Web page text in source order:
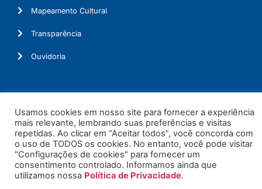
Mapeamento Cultural
Transparência
Ouvidoria
© 2026. Todos os Direitos Reservados.
Usamos cookies em nosso site para fornecer a experiência
mais relevante, lembrando suas preferências e visitas
repetidas. Ao clicar em “Aceitar todos”, você concorda com
o uso de TODOS os cookies. No entanto, você pode visitar
"Configurações de cookies" para fornecer um
consentimento controlado. Informamos ainda que
utilizamos nossa Política de Privacidade.